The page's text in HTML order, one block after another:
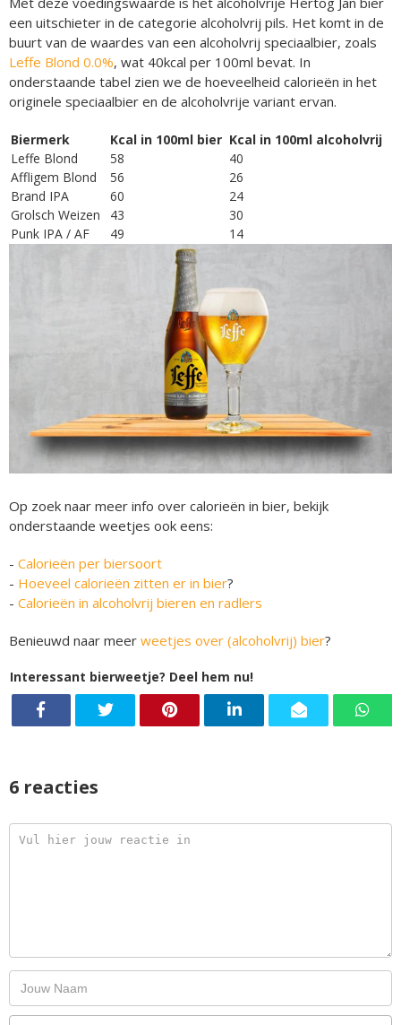
een uitschieter in de categorie alcoholvrij pils. Het komt in de
buurt van de waardes van een alcoholvrij speciaalbier, zoals
Leffe Blond 0.0%, wat 40kcal per 100ml bevat. In
onderstaande tabel zien we de hoeveelheid calorieën in het
originele speciaalbier en de alcoholvrije variant ervan.
Biermerk Kcal in 100ml bier Kcal in 100ml alcoholvrij
Leffe Blond
58
40
Affligem Blond
56
26
Brand IPA
60
24
Grolsch Weizen
43
30
Punk IPA / AF
49 14
Op zoek naar meer info over calorieën in bier, bekijk
onderstaande weetjes ook eens:
- Calorieën per biersoort
- Hoeveel calorieën zitten er in bier?
- Calorieën in alcoholvrij bieren en radlers
Benieuwd naar meer weetjes over (alcoholvrij) bier?
Interessant bierweetje? Deel hem nu!
6 reacties